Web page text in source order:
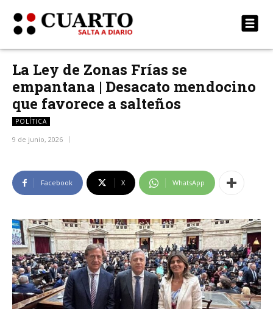
La Ley de Zonas Frías se
empantana | Desacato mendocino
que favorece a salteños
POLÍTICA
9 de junio, 2026
Facebook X WhatsApp